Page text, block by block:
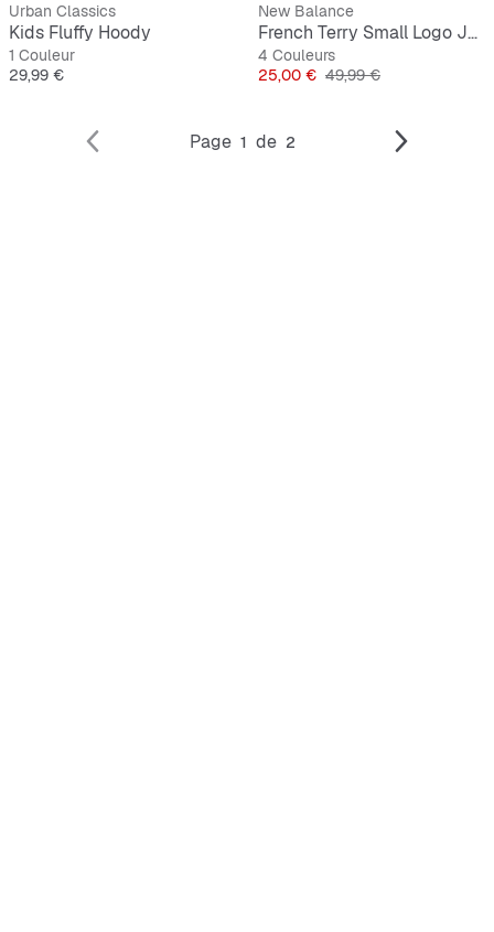
Urban Classics
Kids Fluffy Hoody
1 Couleur
Prix
29,99 €
New Balance
French Terry Small Logo Jogger
4 Couleurs
Prix
25,00 € Prix original
49,99 €
Page 1 de 2